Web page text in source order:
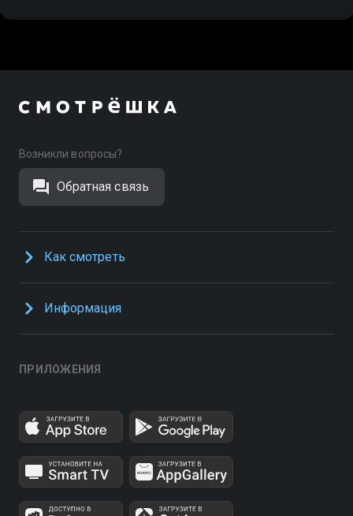
Возникли вопросы?
Обратная связь
Как смотреть
Информация
ПРИЛОЖЕНИЯ